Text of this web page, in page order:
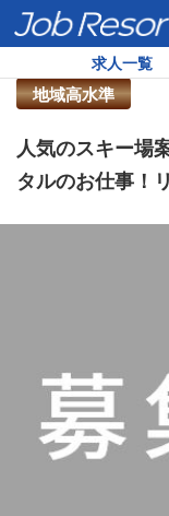
求人一覧
HOME 求人一覧
地域高水準
リゾートバイト求人番号
人気のスキー場
タルのお仕事！